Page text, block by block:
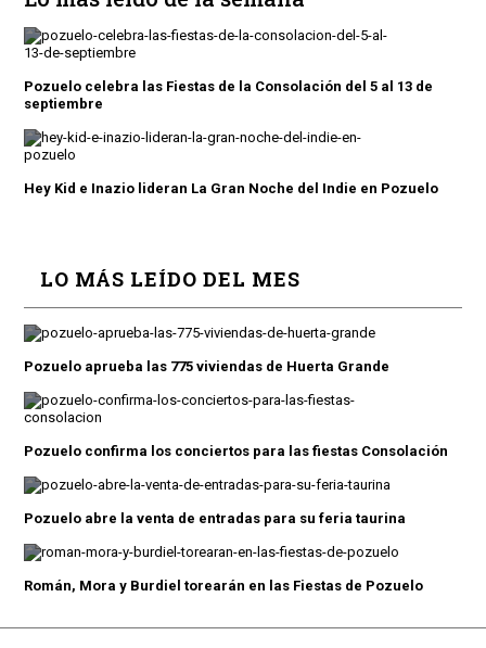
Pozuelo celebra las Fiestas de la Consolación del 5 al 13 de
septiembre
Hey Kid e Inazio lideran La Gran Noche del Indie en Pozuelo
LO MÁS LEÍDO DEL MES
Pozuelo aprueba las 775 viviendas de Huerta Grande
Pozuelo confirma los conciertos para las fiestas Consolación
Pozuelo abre la venta de entradas para su feria taurina
Román, Mora y Burdiel torearán en las Fiestas de Pozuelo